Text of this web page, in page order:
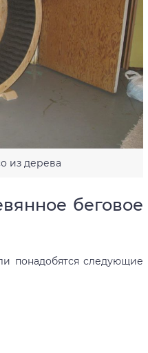
из дерева
беговое
понадобятся следующие